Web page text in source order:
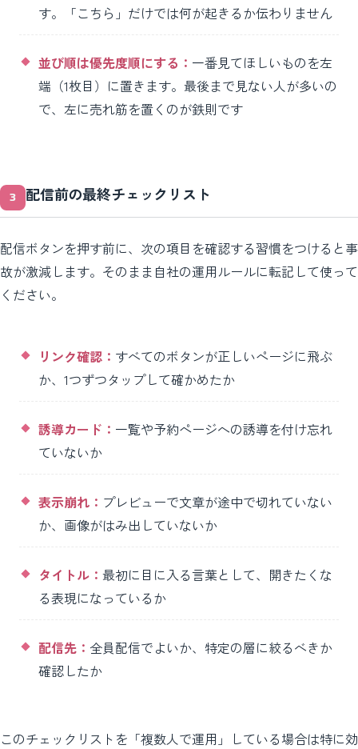
す。「こちら」だけでは何が起きるか伝わりません
並び順は優先度順にする： 一番見てほしいものを左
端（1枚目）に置きます。最後まで見ない人が多いの
で、左に売れ筋を置くのが鉄則です
配信前の最終チェックリスト
配信ボタンを押す前に、次の項目を確認する習慣をつけると事
故が激減します。そのまま自社の運用ルールに転記して使って
ください。
リンク確認： すべてのボタンが正しいページに飛ぶ
か、1つずつタップして確かめたか
誘導カード： 一覧や予約ページへの誘導を付け忘れ
ていないか
表示崩れ： プレビューで文章が途中で切れていない
か、画像がはみ出していないか
タイトル： 最初に目に入る言葉として、開きたくな
る表現になっているか
配信先： 全員配信でよいか、特定の層に絞るべきか
確認したか
このチェックリストを「複数人で運用」している場合は特に効